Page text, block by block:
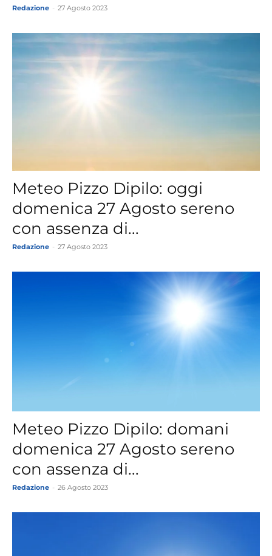
Redazione 27 Agosto 2023
Meteo Pizzo Dipilo: oggi
domenica 27 Agosto sereno
con assenza di...
Redazione 27 Agosto 2023
Meteo Pizzo Dipilo: domani
domenica 27 Agosto sereno
con assenza di...
Redazione 26 Agosto 2023